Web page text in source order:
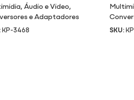
,Áudio e Video,
e Adaptadores
KP-3468 SKU: